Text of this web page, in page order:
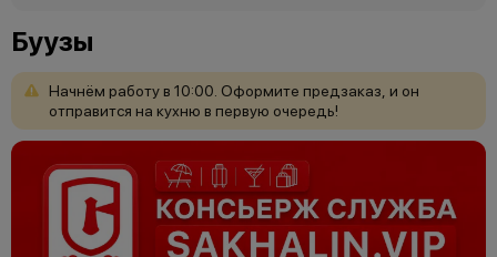
Буузы
Начнём работу в 10:00. Оформите предзаказ, и он
отправится на кухню в первую очередь!